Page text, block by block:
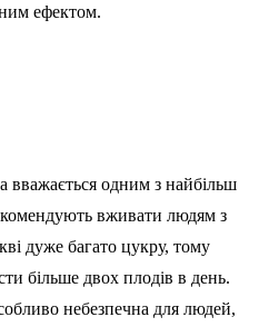
ефектом.
одним з найбільш
вживати людям з
дуже багато цукру, тому
більше двох плодів в день.
небезпечна для людей,